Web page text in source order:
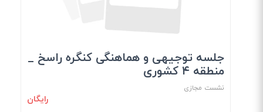
جلسه توجیهی و هماهنگی کنگره راسخ _
منطقه ۴ کشوری
نشست مجازی
رایگان